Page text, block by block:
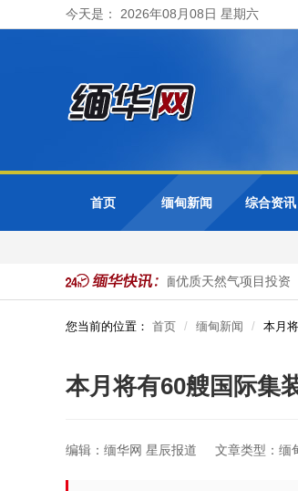
今天是： 2026年08月08日 星期六
首页 缅甸新闻 综合资讯
缅甸邀请泰国企业加大对缅优质天然气项目投资
您当前的位置： 首页 缅甸新闻 本月
本月将有60艘国际集
编辑：缅华网 星辰报道 文章类型：缅